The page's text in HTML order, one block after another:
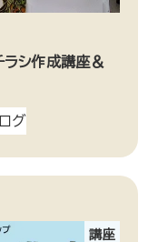
ラシ作成講座＆
グ
講座